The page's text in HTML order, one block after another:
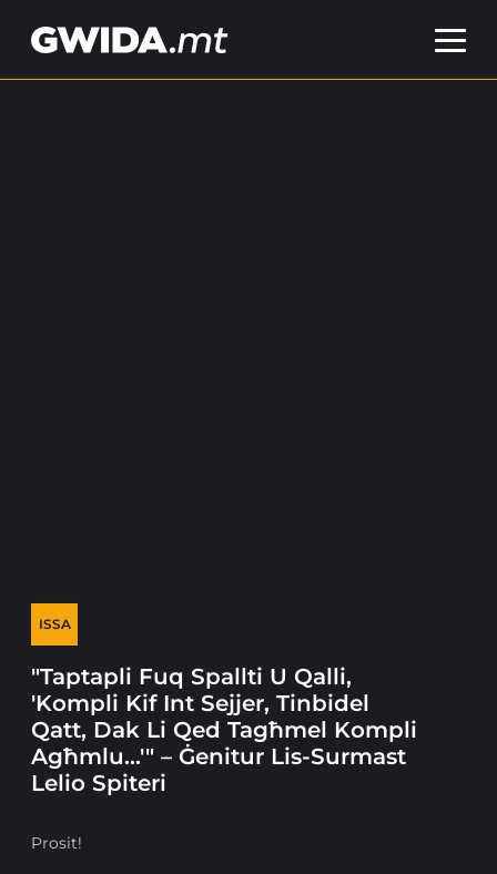
ISSA
"Taptapli Fuq Spallti U Qalli,
'Kompli Kif Int Sejjer, Tinbidel
Qatt, Dak Li Qed Tagħmel Kompli
Agħmlu…'" – Ġenitur Lis-Surmast
Lelio Spiteri
Prosit!